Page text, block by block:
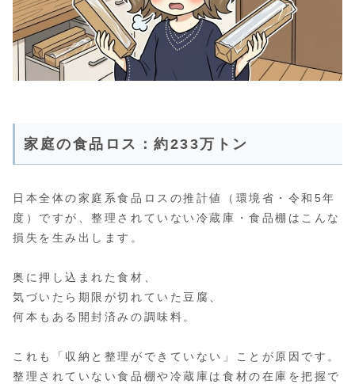
家庭の食品ロス：約233万トン
日本全体の家庭系食品ロスの推計値（環境省・令和5年
度）ですが、整理されていない冷蔵庫・食品棚はこんな
損失を生み出します。
奥に押し込まれた食材、
気づいたら期限が切れていた豆腐、
何本もある開封済みの調味料。
これも「収納と整理ができていない」ことが原因です。
整理されていない食品棚や冷蔵庫は食材の在庫を把握で